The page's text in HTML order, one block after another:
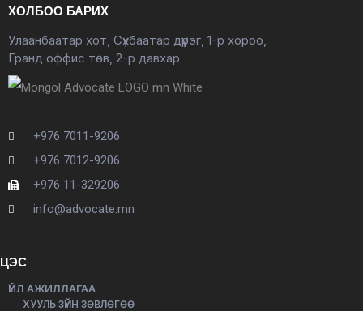
ХОЛБОО БАРИХ
Улаанбаатар хот, Сүхбаатар дүүрэг, 1-р хороо,
Гранд оффис төв, 2-р давхар
+976 7011-9206
+976 7012-9206
+976 11-329206
info@advocate.mn
ЦЭС
ҮЙЛ АЖИЛЛАГАА
ХУУЛЬ ЗҮЙН ЗӨВЛӨГӨӨ